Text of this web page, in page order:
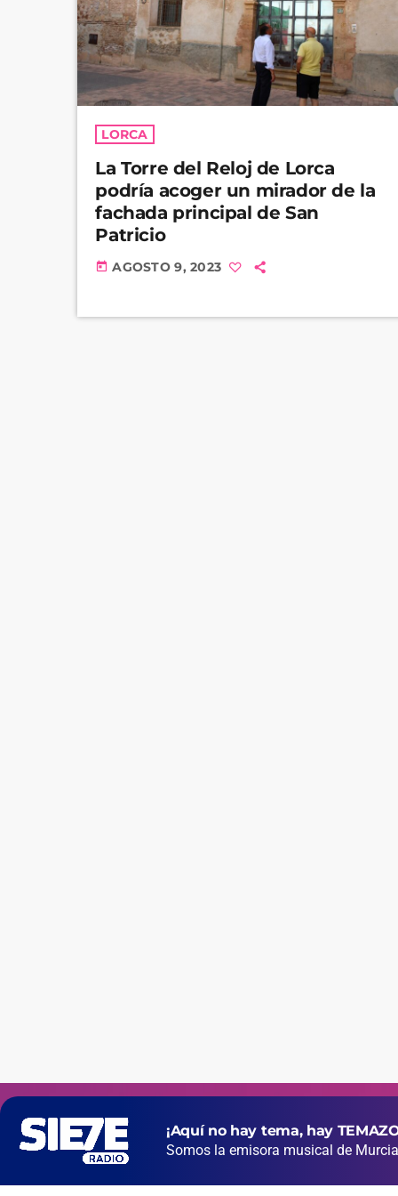
LORCA
La Torre del Reloj de Lorca
podría acoger un mirador de la
fachada principal de San
Patricio
today AGOSTO 9, 2023
¡Aquí no hay tema, hay
Somos la emisora musical de